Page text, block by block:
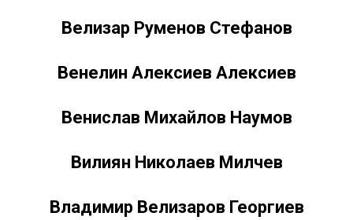
Велизар Руменов Стефанов
Венелин Алексиев Алексиев
Венислав Михайлов Наумов
Вилиян Николаев Милчев
Владимир Велизаров Георгиев